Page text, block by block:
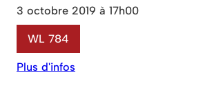
3 octobre 2019 à 17h00
WL 784
Plus d'infos